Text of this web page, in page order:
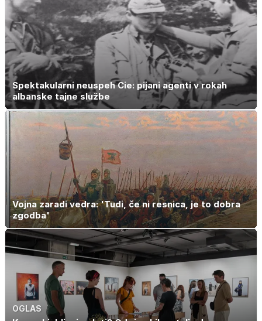
Spektakularni neuspeh Cie: pijani agenti v rokah
albanske tajne službe
Vojna zaradi vedra: 'Tudi, če ni resnica, je to dobra
zgodba'
OGLAS